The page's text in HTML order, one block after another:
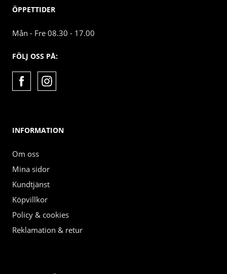
ÖPPETTIDER
Mån - Fre 08.30 - 17.00
FÖLJ OSS PÅ:
INFORMATION
Om oss
Mina sidor
Kundtjänst
Köpvillkor
Policy & cookies
Reklamation & retur